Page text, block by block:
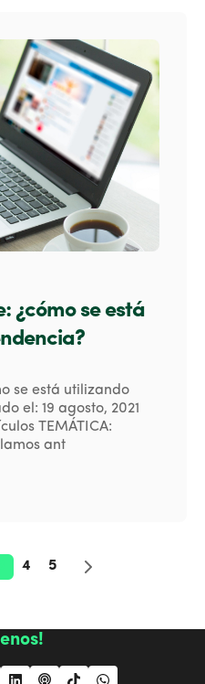
¿cómo se está
se está utilizando
el: 19 agosto, 2021
TEMÁTICA:
ant
4 5